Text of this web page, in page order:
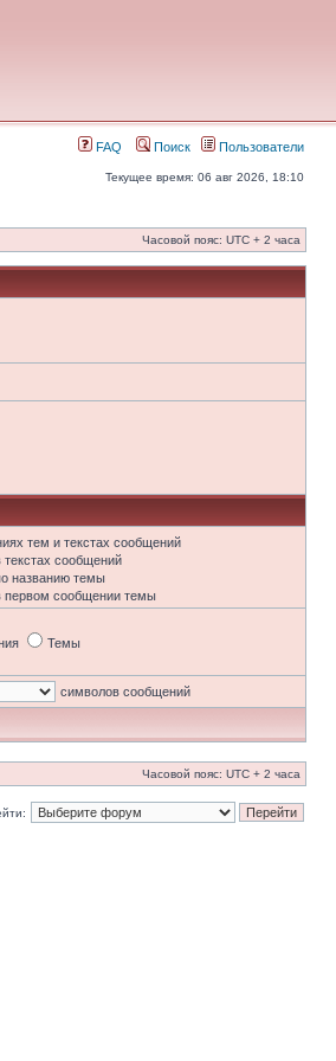
FAQ Поиск Пользователи
Текущее время: 06 авг 2026, 18:10
Часовой пояс: UTC + 2 часа
тем и текстах сообщений
текстах сообщений
названию темы
первом сообщении темы
Темы
символов сообщений
Часовой пояс: UTC + 2 часа